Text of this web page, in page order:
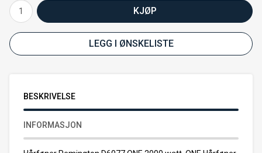
KJØP
LEGG I ØNSKELISTE
BESKRIVELSE
INFORMASJON